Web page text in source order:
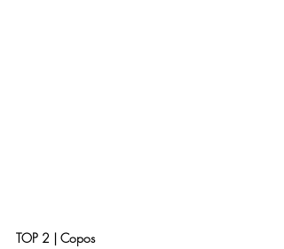
TOP 2 | Copos